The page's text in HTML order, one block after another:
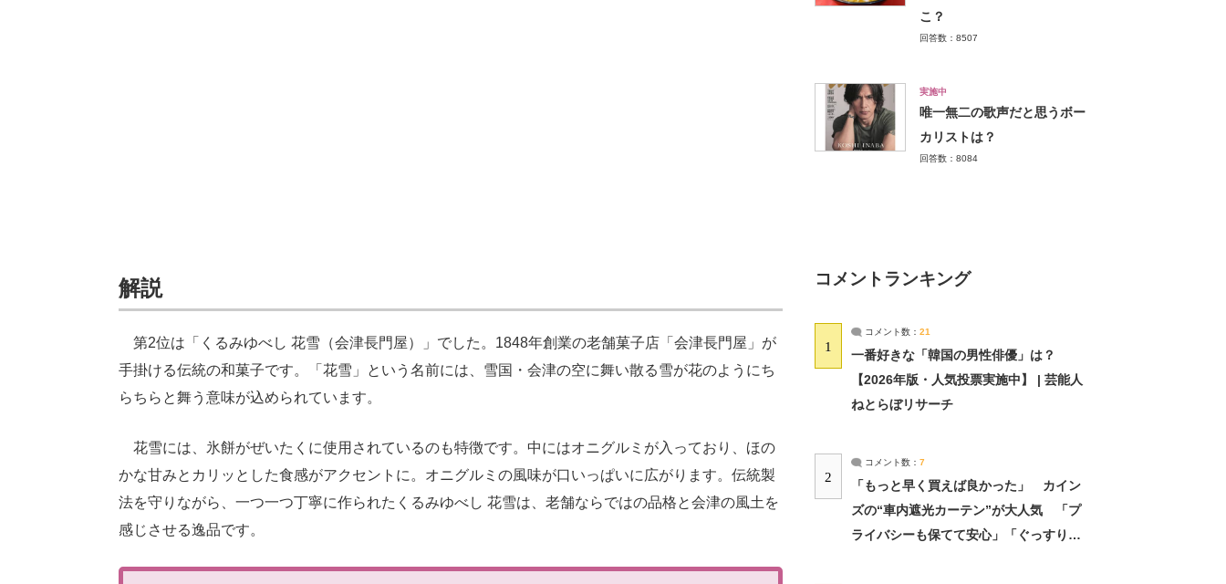
解説
第2位は「くるみゆべし 花雪（会津長門屋）」でした。1848年創業の老舗菓子店「会津長門屋」が
手掛ける伝統の和菓子です。「花雪」という名前には、雪国・会津の空に舞い散る雪が花のようにち
らちらと舞う意味が込められています。
花雪には、氷餅がぜいたくに使用されているのも特徴です。中にはオニグルミが入っており、ほの
かな甘みとカリッとした食感がアクセントに。オニグルミの風味が口いっぱいに広がります。伝統製
法を守りながら、一つ一つ丁寧に作られたくるみゆべし 花雪は、老舗ならではの品格と会津の風土を
感じさせる逸品です。
こ？
回答数：8507
実施中
唯一無二の歌声だと思うボー
カリストは？
回答数：8084
コメントランキング
1
コメント数： 21
一番好きな「韓国の男性俳優」は？
【2026年版・人気投票実施中】 | 芸能人
ねとらぼリサーチ
2
コメント数： 7
「もっと早く買えば良かった」 カイン
ズの“車内遮光カーテン”が大人気 「プ
ライバシーも保てて安心」「ぐっすり眠